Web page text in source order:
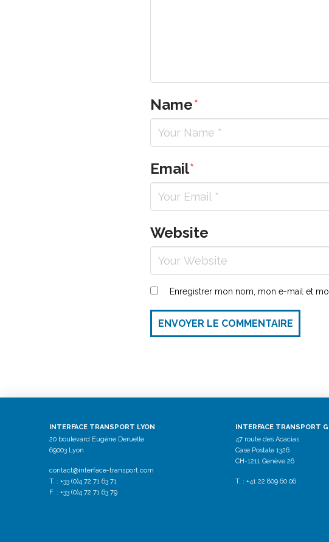
Name*
Email*
Website
Enregistrer mon nom, mon e-mail et
ENVOYER LE COMMENTAIRE
INTERFACE TRANSPORT LYON
20 boulevard Eugène Deruelle
69003 Lyon
contact@interface-transport.com
T. : +33 (0)4 72 71 63 71
F. : +33 (0)4 72 71 63 79
INTERFACE TRANSPORT
47 route des Acacias
Case Postale 1326
CH-1211 Genève 26
T. : +41 22 809 60 06